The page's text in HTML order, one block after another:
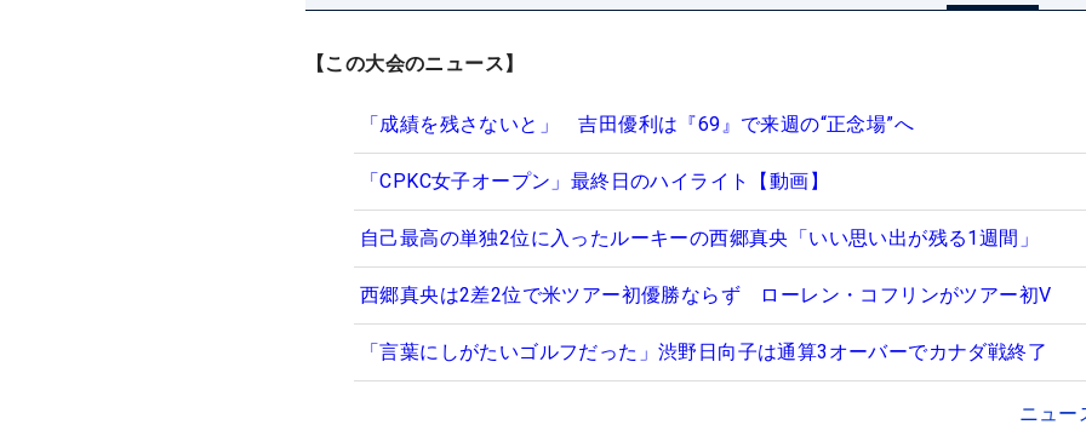
【この大会のニュース】
「成績を残さないと」 吉田優利は『69』で来週の“正念場”へ
「CPKC女子オープン」最終日のハイライト【動画】
自己最高の単独2位に入ったルーキーの西郷真央「いい思い出が残る1週間」
西郷真央は2差2位で米ツアー初優勝ならず ローレン・コフリンがツアー初V
「言葉にしがたいゴルフだった」渋野日向子は通算3オーバーでカナダ戦終了
ニュー